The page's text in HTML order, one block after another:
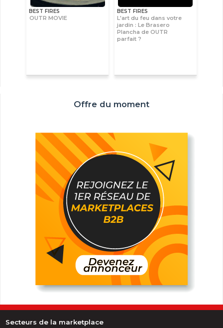
BEST FIRES
OUTR MOVIE
BEST FIRES
L'art du feu dans votre
jardin : Le Brasero
Plancha de OUTR
parfait ?
Offre du moment
Secteurs de la marketplace